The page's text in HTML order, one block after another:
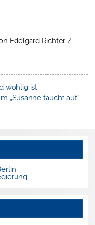
Edelgard Richter /
wohlig ist…
„Susanne taucht auf“